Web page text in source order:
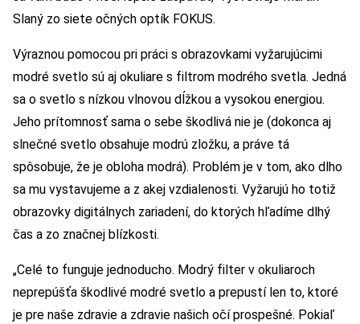
Slaný zo siete očných optík FOKUS.
Výraznou pomocou pri práci s obrazovkami vyžarujúcimi
modré svetlo sú aj okuliare s filtrom modrého svetla. Jedná
sa o svetlo s nízkou vlnovou dĺžkou a vysokou energiou.
Jeho prítomnosť sama o sebe škodlivá nie je (dokonca aj
slnečné svetlo obsahuje modrú zložku, a práve tá
spôsobuje, že je obloha modrá). Problém je v tom, ako dlho
sa mu vystavujeme a z akej vzdialenosti. Vyžarujú ho totiž
obrazovky digitálnych zariadení, do ktorých hľadíme dlhý
čas a zo značnej blízkosti.
„Celé to funguje jednoducho. Modrý filter v okuliaroch
neprepúšťa škodlivé modré svetlo a prepustí len to, ktoré
je pre naše zdravie a zdravie našich očí prospešné. Pokiaľ